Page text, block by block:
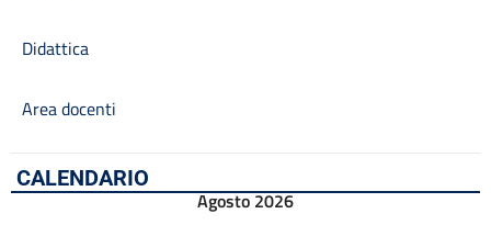
Didattica
Area docenti
CALENDARIO
Agosto 2026